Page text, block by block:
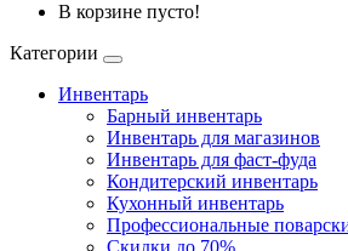
В корзине пусто!
Категории
Инвентарь
Барный инвентарь
Инвентарь для магазинов
Инвентарь для фаст-фуда
Кондитерский инвентарь
Кухонный инвентарь
Профессиональные
Скидки до 70%